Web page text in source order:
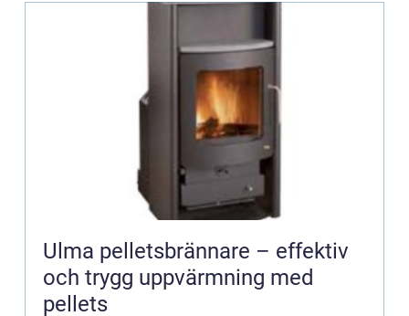
Ulma pelletsbrännare – effektiv
och trygg uppvärmning med
pellets